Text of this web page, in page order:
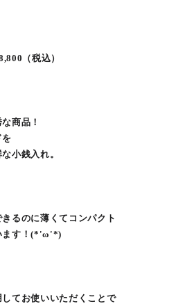
（税込）
商品！
を
小銭入れ。
るのに薄くてコンパクト
ます！(*'ω'*)
てお使いいただくことで